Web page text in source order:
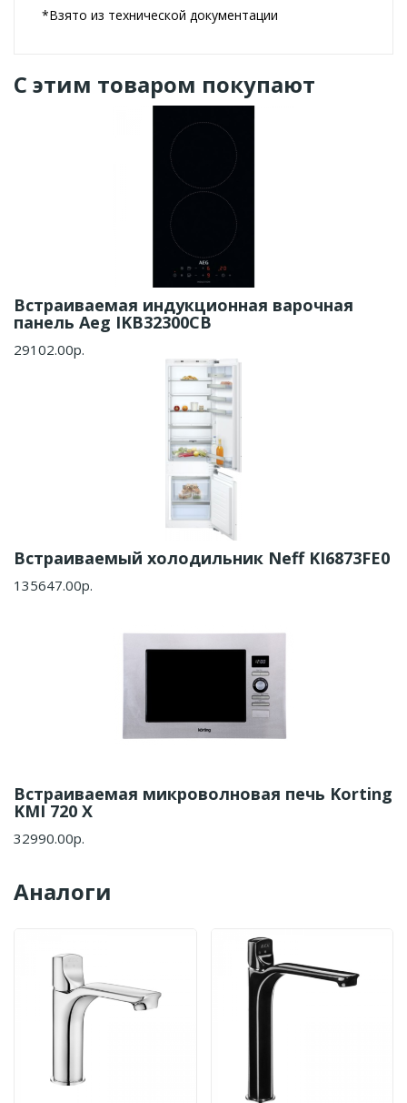
*Взято из технической документации
С этим товаром покупают
Встраиваемая индукционная варочная
панель Aeg IKB32300CB
29102.00р.
Встраиваемый холодильник Neff KI6873FE0
135647.00р.
Встраиваемая микроволновая печь Korting
KMI 720 X
32990.00р.
Аналоги